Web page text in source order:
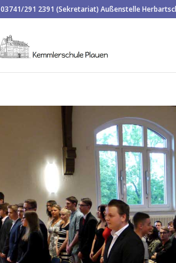
03741/291 2391 (Sekretariat) Außenstelle